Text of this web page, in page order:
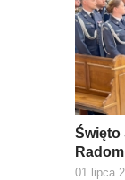
Święto
01 lipca